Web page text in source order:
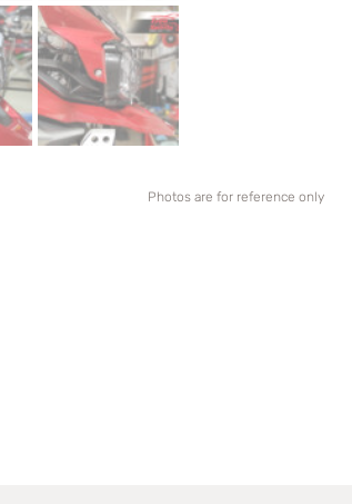
Photos are for reference only